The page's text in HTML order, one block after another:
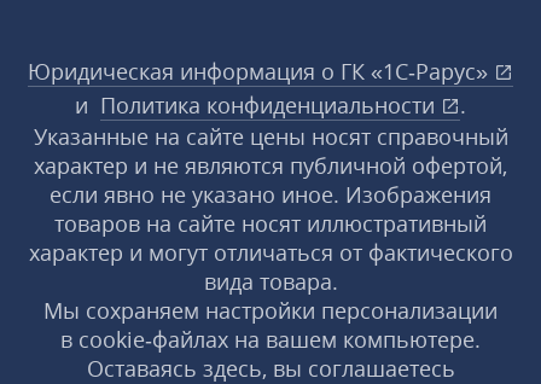
Юридическая информация о ГК «1С‑Рарус»
и Политика конфиденциальности
.
Указанные на сайте цены носят справочный
характер и не являются публичной офертой,
если явно не указано иное. Изображения
товаров на сайте носят иллюстративный
характер и могут отличаться от фактического
вида товара.
Мы сохраняем настройки персонализации
в cookie‑файлах на вашем компьютере.
Оставаясь здесь, вы соглашаетесь